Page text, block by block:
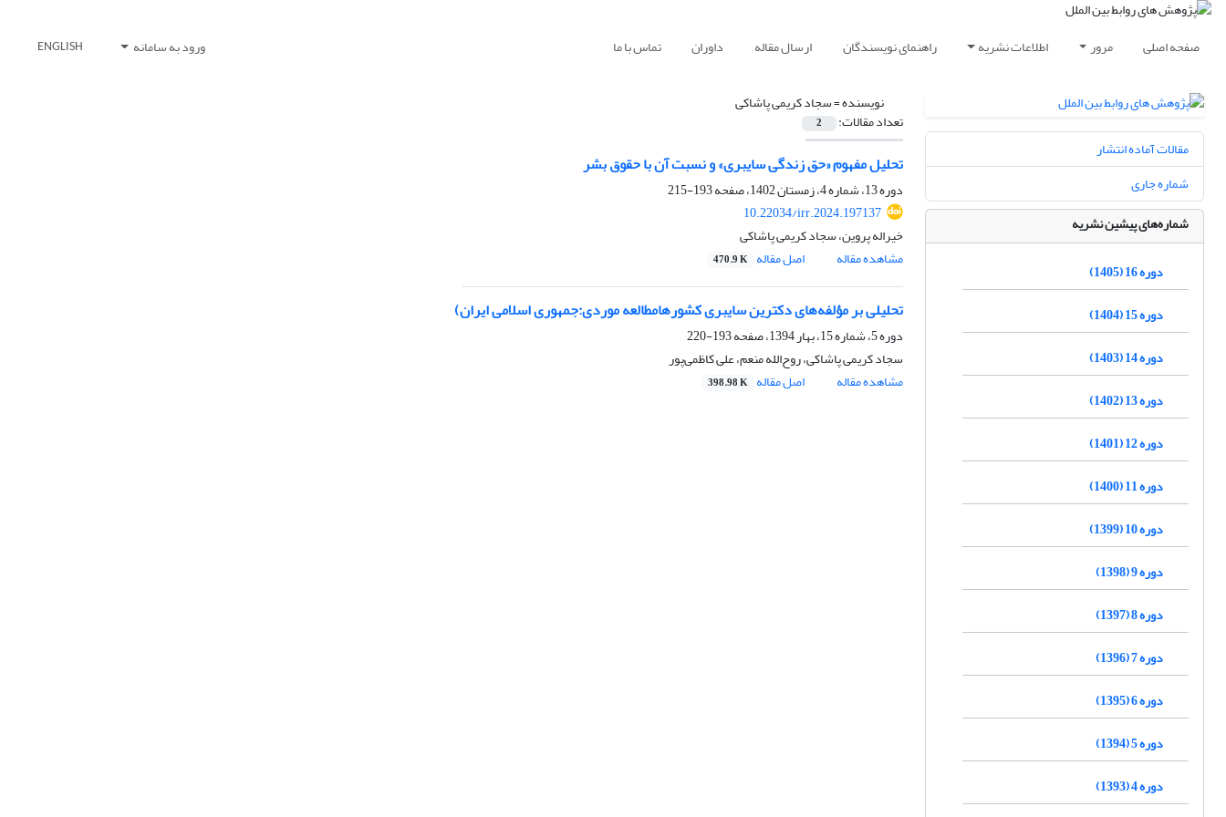
صفحه اصلی مرور اطلاعات نشریه راهنمای نویسندگان ارسال مقاله داوران تماس با ما ورود به سامانه ENGLISH
نویسنده =سجاد کریمی پاشاکی
تعداد مقالات: 2
تحلیل مفهوم «حق زندگی سایبری» و نسبت آن با حقوق بشر
دوره 13، شماره 4، زمستان 1402، صفحه
193-215
10.22034/irr.2024.197137
خیراله پروین، سجاد کریمی پاشاکی
مشاهده مقاله
اصل مقاله 470.9 K
تحلیلی بر مؤلفه‌های دکترین سایبری کشورهامطالعه موردی:جمهوری اسلامی ایران)
دوره 5، شماره 15، بهار 1394، صفحه
193-220
سجاد کریمی پاشاکی، روح‌الله منعم، علی کاظمی‌پور
مشاهده مقاله
اصل مقاله 398.98 K
مقالات آماده انتشار
شماره جاری
شماره‌های پیشین نشریه
دوره 16 (1405)
دوره 15 (1404)
دوره 14 (1403)
دوره 13 (1402)
دوره 12 (1401)
دوره 11 (1400)
دوره 10 (1399)
دوره 9 (1398)
دوره 8 (1397)
دوره 7 (1396)
دوره 6 (1395)
دوره 5 (1394)
دوره 4 (1393)